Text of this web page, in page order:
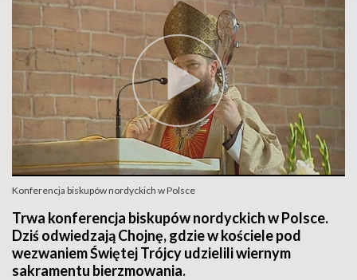
Konferencja biskupów nordyckich w Polsce
Trwa konferencja biskupów nordyckich w Polsce.
Dziś odwiedzają Chojnę, gdzie w kościele pod
wezwaniem Świętej Trójcy udzielili wiernym
sakramentu bierzmowania.